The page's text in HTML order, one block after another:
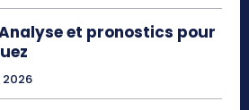
et pronostics pour
2026